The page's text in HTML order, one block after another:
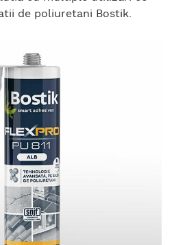
de poliuretani Bostik.